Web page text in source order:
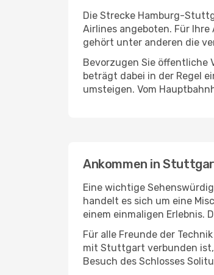
Die Strecke Hamburg-
Airlines angeboten. Für
gehört unter anderen die
Bevorzugen Sie öffentliche
beträgt dabei in der Regel
umsteigen. Vom
Ankommen in
Eine wichtige
handelt es sich um eine
einem einmaligen Erlebnis.
Für alle Freunde der
mit Stuttgart verbunden ist,
Besuch des Schlosses